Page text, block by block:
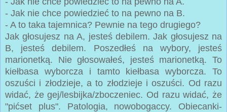
- Jak nie chce powiedzieć to na pewno na B.
- A to taka tajemnica? Pewnie na tego drugiego?
Jak głosujesz na A, jesteś debilem. Jak głosujesz na
B, jesteś debilem. Poszedłeś na wybory, jesteś
marionetką. Nie głosowałeś, jesteś marionetką. To
kiełbasa wyborcza i tamto kiełbasa wyborcza. To
oszuści i złodzieje, a to złodzieje i oszuści. Od razu
widać, że gej/lesbijka/zboczeniec. Od razu widać, że
"pićset plus". Patologia, nowobogaccy. Obiecanki-